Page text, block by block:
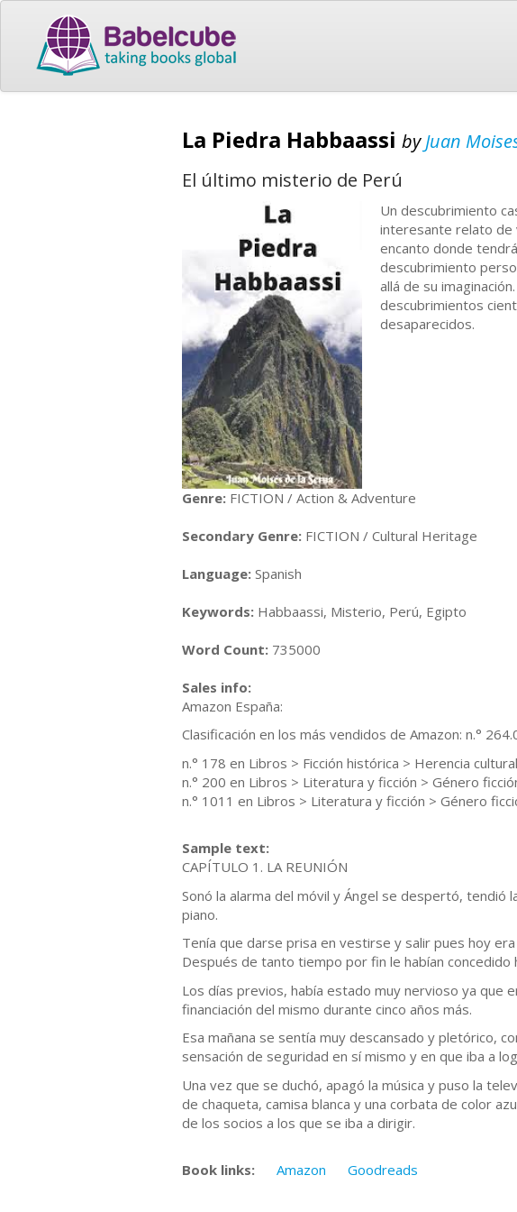
La Piedra Habbaassi byJuan
El último misterio de Perú
Un descubrimiento
interesante relato de
encanto donde
descubrimiento
allá de su
descubrimientos
desaparecidos.
Genre: FICTION / Action & Adventure
Secondary Genre: FICTION / Cultural Heritage
Language: Spanish
Keywords: Habbaassi, Misterio, Perú, Egipto
Word Count: 735000
Sales info:
Amazon España:
Clasificación en los más vendidos de Amazon: n.°
n.° 178 en Libros > Ficción histórica > Herencia cultural
n.° 200 en Libros > Literatura y ficción > Género
n.° 1011 en Libros > Literatura y ficción > Género
Sample text:
CAPÍTULO 1. LA REUNIÓN
Sonó la alarma del móvil y Ángel se despertó, tendió
piano.
Tenía que darse prisa en vestirse y salir pues hoy
Después de tanto tiempo por fin le habían
Los días previos, había estado muy nervioso ya que
financiación del mismo durante cinco años más.
Esa mañana se sentía muy descansado y pletórico,
sensación de seguridad en sí mismo y en que iba a
Una vez que se duchó, apagó la música y puso la
de chaqueta, camisa blanca y una corbata de color
de los socios a los que se iba a dirigir.
Book links: Amazon Goodreads